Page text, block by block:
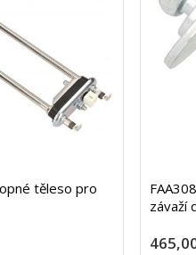
těleso pro
závaží